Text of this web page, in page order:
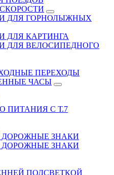
ДЛЯ ГОРНОЛЫЖНЫХ
ДЛЯ КАРТИНГА
ДЛЯ ВЕЛОСИПЕДНОГО
ПЕРЕХОДЫ
ЧАСЫ
ПИТАНИЯ С Т.7
ЗНАКИ
ЗНАКИ
ПОДСВЕТКОЙ